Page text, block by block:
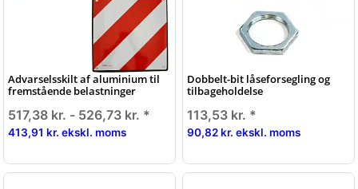
Advarselsskilt af aluminium til
fremstående belastninger
517,38 kr. - 526,73 kr. *
413,91 kr. ekskl. moms
Dobbelt-bit låseforsegling og
tilbageholdelse
113,53 kr. *
90,82 kr. ekskl. moms